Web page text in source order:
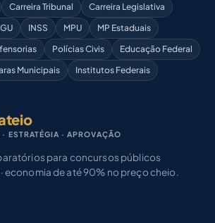
Carreira Tribunal
Carreira Legislativa
INSS MPU
MP Estaduais
Polícias Civis
Educação Federal
Municipais Institutos Federais
ESTRATÉGIA · APROVAÇÃO
para concursos públicos
economia de até 90% no preço cheio.